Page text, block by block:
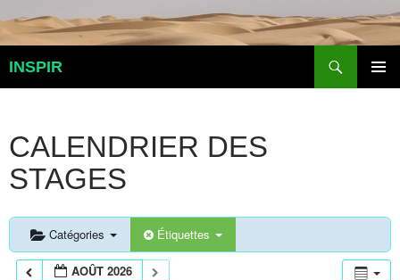
INSPIR
CALENDRIER DES
STAGES
Catégories Étiquettes
AOÛT 2026